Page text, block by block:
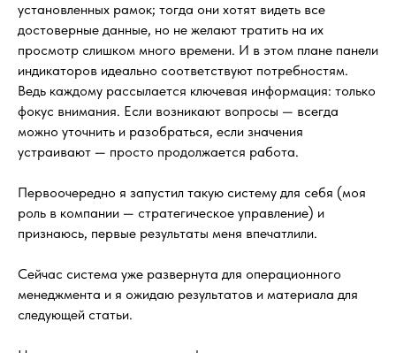
установленных рамок; тогда они хотят видеть все
достоверные данные, но не желают тратить на их
просмотр слишком много времени. И в этом плане панели
индикаторов идеально соответствуют потребностям.
Ведь каждому рассылается ключевая информация: только
фокус внимания. Если возникают вопросы — всегда
можно уточнить и разобраться, если значения
устраивают — просто продолжается работа.
Первоочередно я запустил такую систему для себя (моя
роль в компании — стратегическое управление) и
признаюсь, первые результаты меня впечатлили.
Сейчас система уже развернута для операционного
менеджмента и я ожидаю результатов и материала для
следующей статьи.